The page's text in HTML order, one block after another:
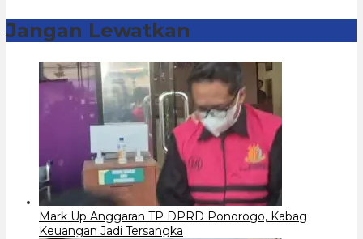
Jangan Lewatkan
Mark Up Anggaran TP DPRD Ponorogo, Kabag
Keuangan Jadi Tersangka